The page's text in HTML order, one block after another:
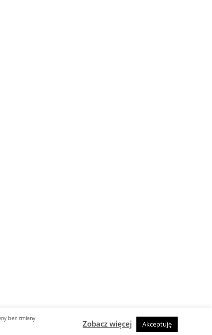
designed by know-line.pl
bez zmiany
Zobacz więcej Akceptuję